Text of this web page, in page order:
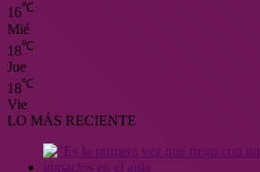
16℃
Mié
18℃
Jue
18℃
Vie
LO MÁS RECIENTE